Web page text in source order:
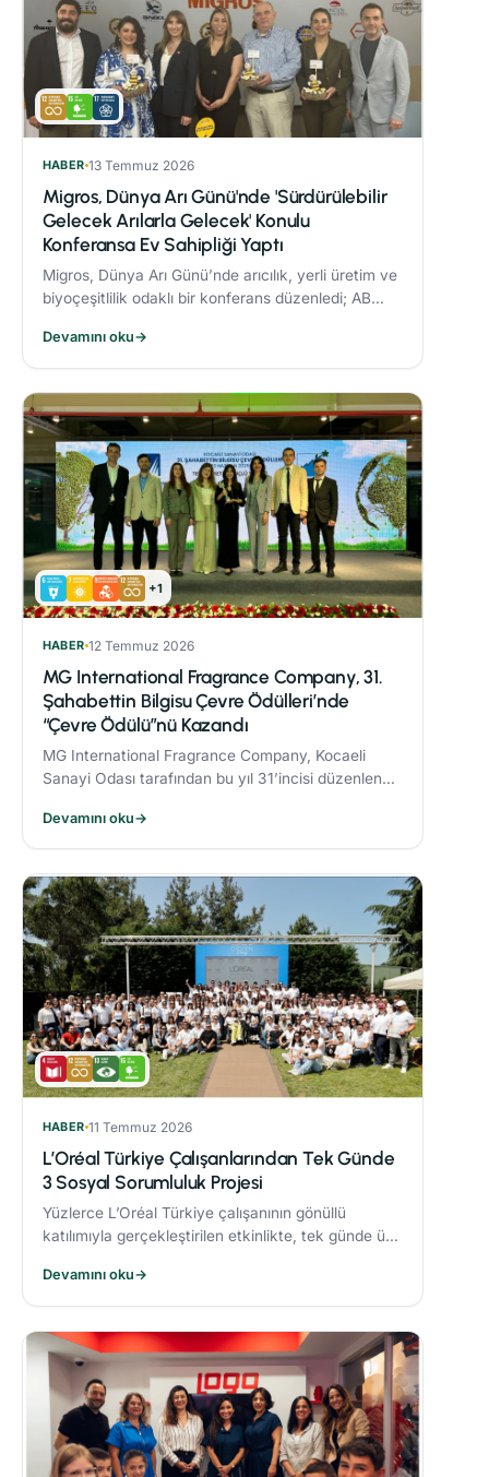
HABER 13 Temmuz 2026
Migros, Dünya Arı Günü'nde 'Sürdürülebilir
Gelecek Arılarla Gelecek' Konulu
Konferansa Ev Sahipliği Yaptı
Migros, Dünya Arı Günü’nde arıcılık, yerli üretim ve
biyoçeşitlilik odaklı bir konferans düzenledi; AB
çevre dostu üretim konuları ele alındı.
Devamını oku→
+1
HABER 12 Temmuz 2026
MG International Fragrance Company, 31.
Şahabettin Bilgisu Çevre Ödülleri’nde
“Çevre Ödülü”nü Kazandı
MG International Fragrance Company, Kocaeli
Sanayi Odası tarafından bu yıl 31’incisi düzenlenen
büyük ölçekli işletme kategorisinde "Çevre
Ödülü"nün sahibi oldu.
Devamını oku→
HABER 11 Temmuz 2026
L’Oréal Türkiye Çalışanlarından Tek Günde
3 Sosyal Sorumluluk Projesi
Yüzlerce L’Oréal Türkiye çalışanının gönüllü
katılımıyla gerçekleştirilen etkinlikte, tek günde üç
Devamını oku→